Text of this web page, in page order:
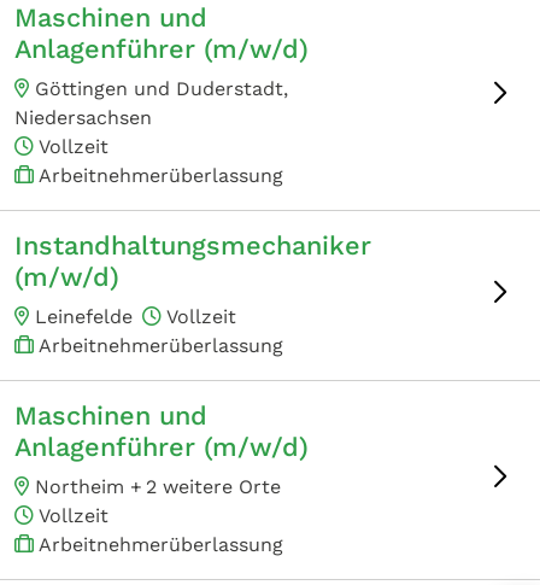
Maschinen und
Anlagenführer (m/w/d)
Göttingen und Duderstadt,
Niedersachsen
Vollzeit
Arbeitnehmerüberlassung
Instandhaltungsmechaniker
(m/w/d)
Leinefelde
Vollzeit
Arbeitnehmerüberlassung
Maschinen und
Anlagenführer (m/w/d)
Northeim + 2 weitere Orte
Vollzeit
Arbeitnehmerüberlassung